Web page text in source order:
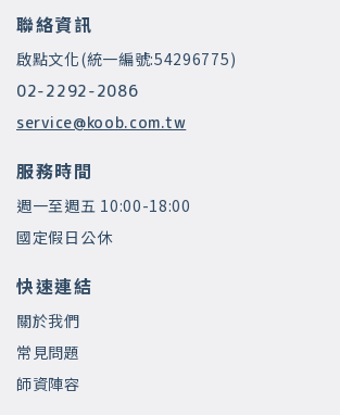
聯絡資訊
啟點文化(統一編號:54296775)
02-2292-2086
service@koob.com.tw
服務時間
週一至週五 10:00-18:00
國定假日公休
快速連結
關於我們
常見問題
師資陣容